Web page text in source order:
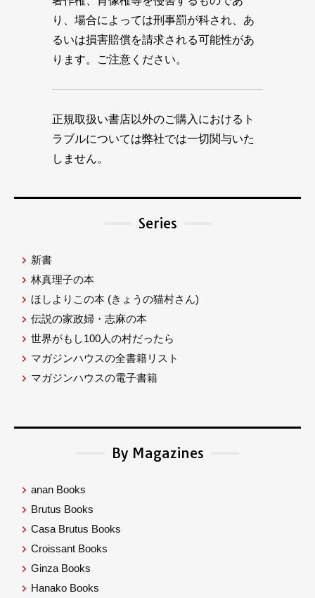
り、場合によっては刑事罰が科され、あ
るいは損害賠償を請求される可能性があ
ります。ご注意ください。
正規取扱い書店以外のご購入におけるト
ラブルについては弊社では一切関与いた
しません。
Series
新書
林真理子の本
ほしよりこの本 (きょうの猫村さん)
伝説の家政婦・志麻の本
世界がもし100人の村だったら
マガジンハウスの全書籍リスト
マガジンハウスの電子書籍
By Magazines
anan Books
Brutus Books
Casa Brutus Books
Croissant Books
Ginza Books
Hanako Books